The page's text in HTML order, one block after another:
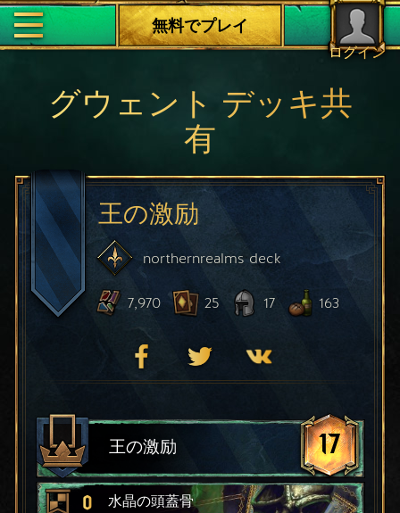
ログイン
無料でプレイ
グウェント デッキ共
有
王の激励
northernrealmsdeck
7,970 25 17 163
王の激励 17
0 水晶の頭蓋骨